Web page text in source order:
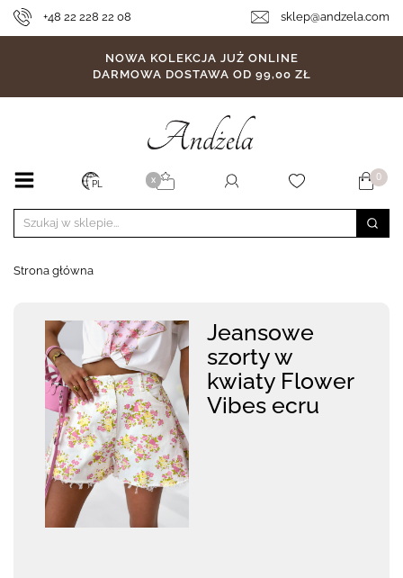
+48 22 228 22 08 sklep@andzela.com
NOWA KOLEKCJA JUŻ ONLINE
DARMOWA DOSTAWA OD 99,00 ZŁ
PL X 0
Strona główna
Jeansowe
szorty w
kwiaty Flower
Vibes ecru